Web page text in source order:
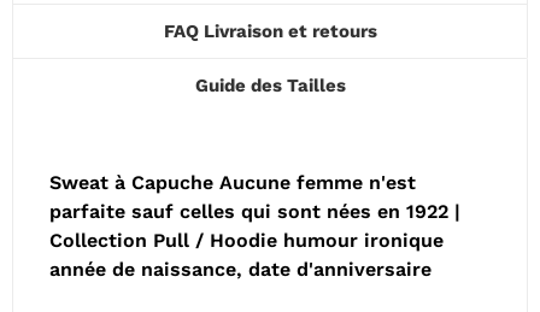
FAQ Livraison et retours
Guide des Tailles
Sweat à Capuche Aucune femme n'est
parfaite sauf celles qui sont nées en 1922 |
Collection Pull / Hoodie humour ironique
année de naissance, date d'anniversaire